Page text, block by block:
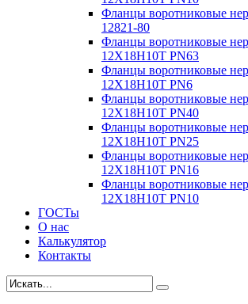
Фланцы воротниковые
12821-80
Фланцы воротниковые
12Х18Н10Т PN63
Фланцы воротниковые
12Х18Н10Т PN6
Фланцы воротниковые
12Х18Н10Т PN40
Фланцы воротниковые
12Х18Н10Т PN25
Фланцы воротниковые
12Х18Н10Т PN16
Фланцы воротниковые
12Х18Н10Т PN10
ГОСТы
О нас
Калькулятор
Контакты